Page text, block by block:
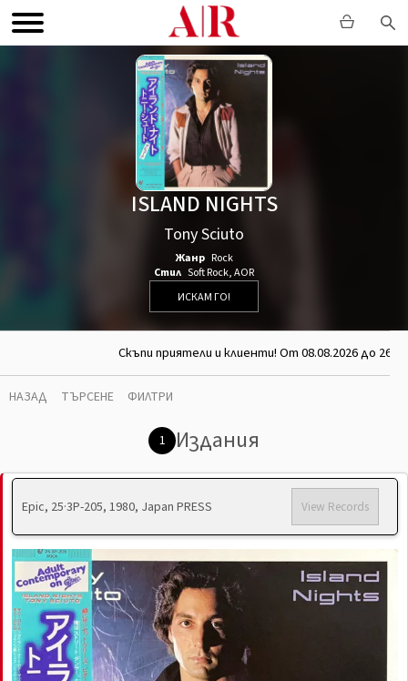
ISLAND NIGHTS
Tony Sciuto
Жанр Rock
Стил Soft Rock,AOR
ИСКАМ ГО!
Скъпи приятели и клиенти! От 08.08.2026 до
НАЗАД ТЪРСЕНЕ ФИЛТРИ
1 Издания
Epic, 25·3P-205, 1980, Japan PRESS View Records